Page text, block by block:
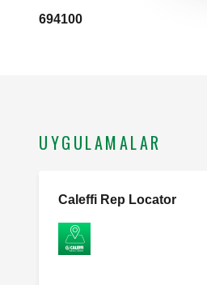
694100
UYGULAMALAR
Caleffi Rep Locator